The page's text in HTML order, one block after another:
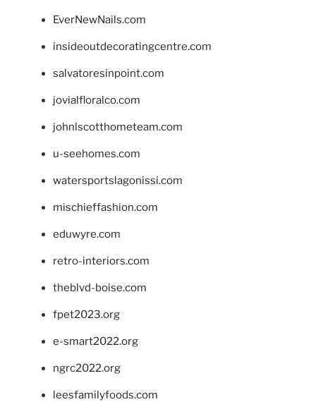
EverNewNails.com
insideoutdecoratingcentre.com
salvatoresinpoint.com
jovialfloralco.com
johnlscotthometeam.com
u-seehomes.com
watersportslagonissi.com
mischieffashion.com
eduwyre.com
retro-interiors.com
theblvd-boise.com
fpet2023.org
e-smart2022.org
ngrc2022.org
leesfamilyfoods.com